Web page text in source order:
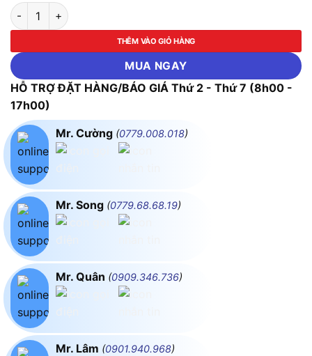
Quạt Hút Âm Trần Mô Tơ Bạc Đạn, Mặt Vuông, Đục Lỗ Trần
THÊM VÀO GIỎ HÀNG
MUA NGAY
HỖ TRỢ ĐẶT HÀNG/BÁO GIÁ Thứ 2 - Thứ 7 (8h00 -
17h00)
Mr. Cường (0779.008.018)
Mr. Song (0779.68.68.19)
Mr. Quân (0909.346.736)
Mr. Lâm (0901.940.968)